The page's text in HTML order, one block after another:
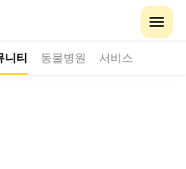
니티 동물병원 서비스